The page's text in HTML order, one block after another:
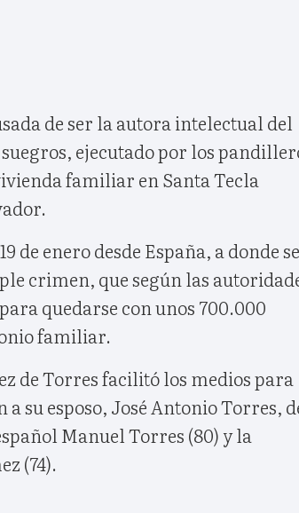
de ser la autora intelectual del
suegros, ejecutado por los
familiar en Santa Tecla
de enero desde España, a donde se
crimen, que según las
quedarse con unos 700.000
familiar.
de Torres facilitó los medios para
su esposo, José Antonio Torres,
Manuel Torres (80) y la
(74).